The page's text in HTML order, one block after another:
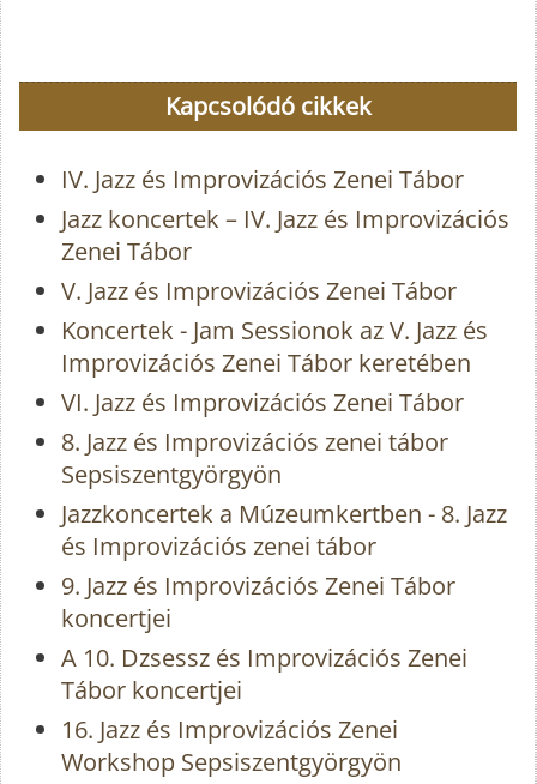
Kapcsolódó cikkek
IV. Jazz és Improvizációs Zenei Tábor
Jazz koncertek – IV. Jazz és Improvizációs
Zenei Tábor
V. Jazz és Improvizációs Zenei Tábor
Koncertek - Jam Sessionok az V. Jazz és
Improvizációs Zenei Tábor keretében
VI. Jazz és Improvizációs Zenei Tábor
8. Jazz és Improvizációs zenei tábor
Sepsiszentgyörgyön
Jazzkoncertek a Múzeumkertben - 8. Jazz
és Improvizációs zenei tábor
9. Jazz és Improvizációs Zenei Tábor
koncertjei
A 10. Dzsessz és Improvizációs Zenei
Tábor koncertjei
16. Jazz és Improvizációs Zenei
Workshop Sepsiszentgyörgyön